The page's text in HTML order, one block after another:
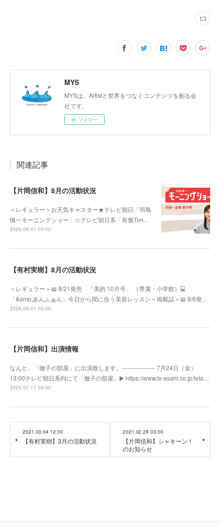
MYS
MYSは、Artistと世界をつなぐコンテンツを創る会
社です。
フォロー
関連記事
【片岡信和】8月の活動状況
＜レギュラー＞お天気キャスター★テレビ朝日「羽鳥
慎一モーニングショー」☆テレビ朝日系「有働Tim…
2026.08.01 03:00
【有村実樹】8月の活動状況
＜レギュラー＞📖 8/21発売 「美的 10月号」 （専属・小学館）💻
「&amp;あんふぁん」今日から間に合う美容レッスン＜掲載誌＞📖 8/6発…
2026.08.01 03:00
【片岡信和】出演情報
なんと、「徹子の部屋」に出演致します。----------------- 7月24日（金）
13:00テレビ朝日系列にて「徹子の部屋」▶️ https://www.tv-asahi.co.jp/tets…
2026.07.17 09:00
2021.03.04 12:00
【有村実樹】3月の活動状況
2021.02.28 03:00
【片岡信和】シャキーン！
のお知らせ